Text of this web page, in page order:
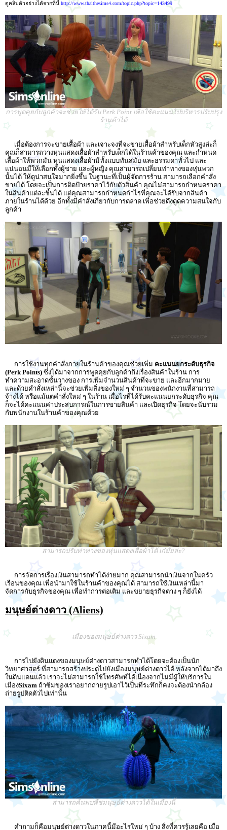
ดูคลิปตัวอย่างได้จากที่นี่ http://www.thaithesims4.com/topic.php?topic=143499
การพูดคุยกับลูกค้าจะช่วยให้ได้รับ Perk Point เพื่อใช้คะแนนไปบริหารปรับปรุง
ร้านค้าได้
เมื่อต้องการจะขายเสื้อผ้า และเจาะจงที่จะขายเสื้อผ้าสำหรับเด็กหัวสูงล่ะก็
คุณก็สามารถวางหุ่นแสดงเสื้อผ้าสำหรับเด็กได้ในร้านค้าของคุณ และกำหนด
เสื้อผ้าให้พวกมัน หุ่นแสดงเสื้อผ้ามีทั้งแบบทันสมัย และธรรมดาทั่วไป และ
แน่นอนมีให้เลือกทั้งผู้ชาย และผู้หญิง คุณสามารถเปลี่ยนท่าทางของหุ่นพวก
นั้นได้ ให้ดูน่าสนใจมากยิ่งขึ้น ในฐานะที่เป็นผู้จัดการร้าน สามารถเลือกคำสั่ง
ขายได้ โดยจะเป็นการติดป้ายราคาไว้กับตัวสินค้า คุณไม่สามารถกำหนดราคา
ในสินค้าแต่ละชิ้นได้ แต่คุณสามารถกำหนดกำไรที่คุณจะได้รับจากสินค้า
ภายในร้านได้ด้วย อีกทั้งมีคำสั่งเกี่ยวกับการตลาด เพื่อช่วยดึงดูดความสนใจกับ
ลูกค้า
การใช้งานทุกคำสั่งภายในร้านค้าของคุณช่วยเพิ่ม คะแนนยกระดับธุรกิจ
(Perk Points) ซึ่งได้มาจากการพูดคุยกับลูกค้าถึงเรื่องสินค้าในร้าน การ
ทำความสะอาดชั้นวางของ การเพิ่มจำนวนสินค้าที่จะขาย และอีกมากมาย
และด้วยคำสั่งเหล่านี้จะช่วยเพิ่มสิ่งของใหม่ ๆ จำนวนของพนักงานที่สามารถ
จ้างได้ หรือแม้แต่คำสั่งใหม่ ๆ ในร้าน เมื่อไรที่ได้รับคะแนนยกระดับธุรกิจ คุณ
ก็จะได้คะแนนค่าประสบการณ์ในการขายสินค้า และเปิดธุรกิจ โดยจะนับรวม
กับพนักงานในร้านค้าของคุณด้วย
สามารถปรับท่าทางของหุ่นแสดงเสื้อผ้าได้ เก๋มั้ยล่ะ?
การจัดการเรื่องเงินสามารถทำได้ง่ายมาก คุณสามารถนำเงินจากในครัว
เรือนของคุณ เพื่อนำมาใช้ในร้านค้าของคุณได้ สามารถใช้เงินเหล่านี้มา
จัดการกับธุรกิจของคุณ เพื่อทำการต่อเติม และขยายธุรกิจต่าง ๆ ก็ยังได้
มนุษย์ต่างดาว (Aliens)
เมืองของมนุษย์ต่างดาว Sixam
การไปยังดินแดงของมนุษย์ต่างดาวสามารถทำได้โดยจะต้องเป็นนัก
วิทยาศาสตร์ ที่สามารถสร้างประตูไปยังเมืองมนุษย์ต่างดาวได้ หลังจากได้มาถึง
ในดินแดนแล้ว เราจะไม่สามารถใช้โทรศัพท์ได้เนื่องจากไม่มีผู้ให้บริการใน
เมืองSixam ถ้าซิมของเราอยากถ่ายรูปเอาไว้เป็นที่ระทึกก็คงจะต้องนำกล้อง
ถ่ายรูปติดตัวไปเท่านั้น
สามารถค้นพบพืชมนุษย์ต่างดาวได้ในเมืองนี้
คำถามก็คือมนุษย์ต่างดาวในภาคนี้มีอะไรใหม่ ๆ บ้าง สิ่งที่ควรรู้เลยคือ เมื่อ